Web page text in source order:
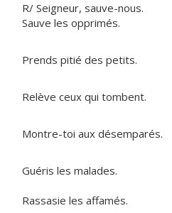
R/ Seigneur, sauve-nous.
Sauve les opprimés.
Prends pitié des petits.
Relève ceux qui tombent.
Montre-toi aux désemparés.
Guéris les malades.
Rassasie les affamés.